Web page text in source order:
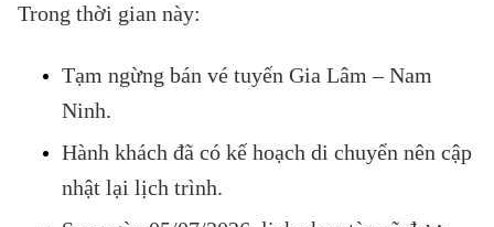
Trong thời gian này:
Tạm ngừng bán vé tuyến Gia Lâm – Nam
Ninh.
Hành khách đã có kế hoạch di chuyển nên cập
nhật lại lịch trình.